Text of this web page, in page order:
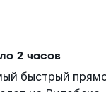
2 часов
быстрый